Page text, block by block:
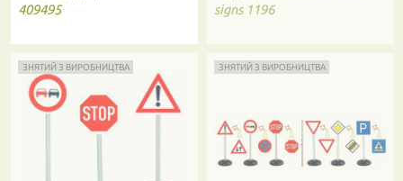
409495
signs 1196
ЗНЯТИЙ З ВИРОБНИЦТВА ЗНЯТИЙ З ВИРОБНИЦТВА